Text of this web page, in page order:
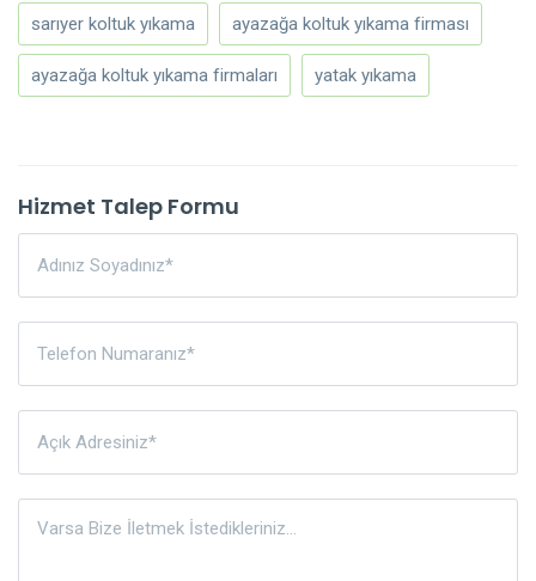
sarıyer koltuk yıkama ayazağa koltuk yıkama firması
ayazağa koltuk yıkama firmaları yatak yıkama
Hizmet Talep Formu